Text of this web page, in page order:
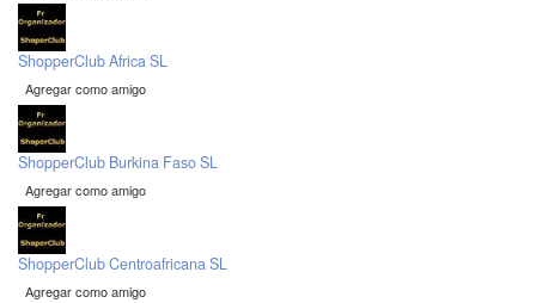
ShopperClub Africa SL
Agregar como amigo
ShopperClub Burkina Faso SL
Agregar como amigo
ShopperClub Centroafricana SL
Agregar como amigo